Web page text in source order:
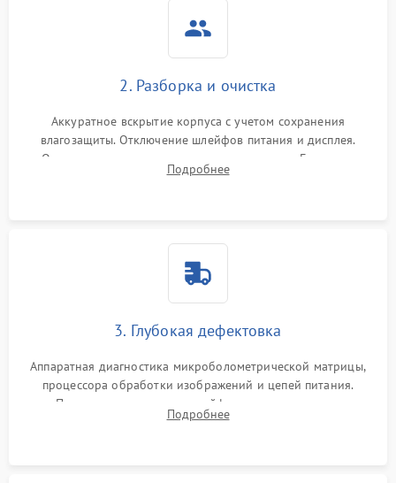
2. Разборка и очистка
Аккуратное вскрытие корпуса с учетом сохранения
влагозащиты. Отключение шлейфов питания и дисплея.
Очистка внутренних плат от окислов и пыли. Бережная
обработка германиевого объектива специализированными
Подробнее
3. Глубокая дефектовка
Аппаратная диагностика микроболометрической матрицы,
процессора обработки изображений и цепей питания.
Проверка целостности шлейфов, модуля памяти и
интерфейсов связи. Выявление сгоревших SMD-компонентов
Подробнее